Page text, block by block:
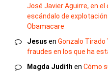
José Javier Aguirre, en el
escándalo de explotación
Obamacare
Jesus enGonzalo Tirado
fraudes en los que ha
Magda Judith enCómo